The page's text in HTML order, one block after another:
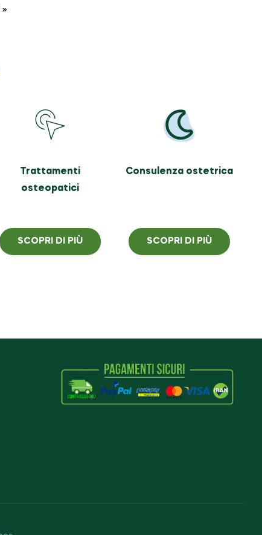
Trattamenti
osteopatici
SCOPRI DI PIÙ
Consulenza ostetrica
SCOPRI DI PIÙ